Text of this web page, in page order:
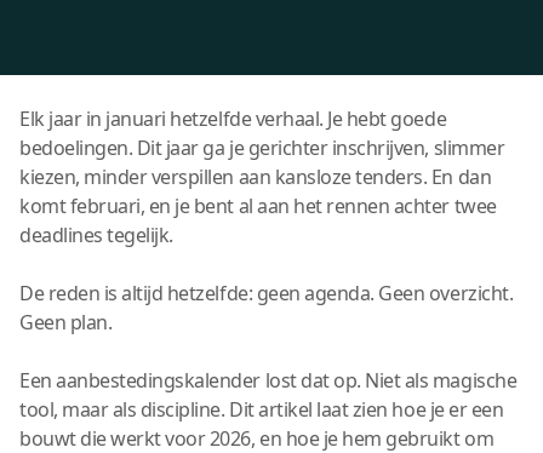
Elk jaar in januari hetzelfde verhaal. Je hebt goede
bedoelingen. Dit jaar ga je gerichter inschrijven, slimmer
kiezen, minder verspillen aan kansloze tenders. En dan
komt februari, en je bent al aan het rennen achter twee
deadlines tegelijk.
De reden is altijd hetzelfde: geen agenda. Geen overzicht.
Geen plan.
Een aanbestedingskalender lost dat op. Niet als magische
tool, maar als discipline. Dit artikel laat zien hoe je er een
bouwt die werkt voor 2026, en hoe je hem gebruikt om